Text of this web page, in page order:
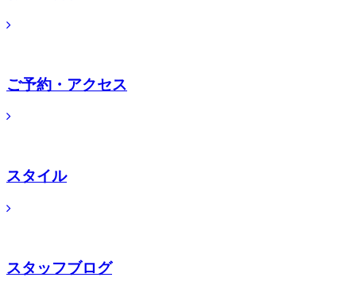
ご予約・アクセス
スタイル
スタッフブログ